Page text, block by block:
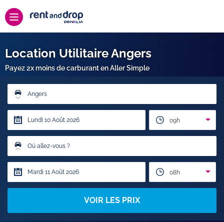
Location Utilitaire Angers
Payez 2x moins de carburant en Aller Simple
Angers
09h
Où allez-vous ?
08h
VOIR LES PRIX